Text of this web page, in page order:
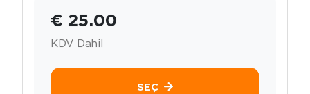
€ 25.00
KDV Dahil
SEÇ